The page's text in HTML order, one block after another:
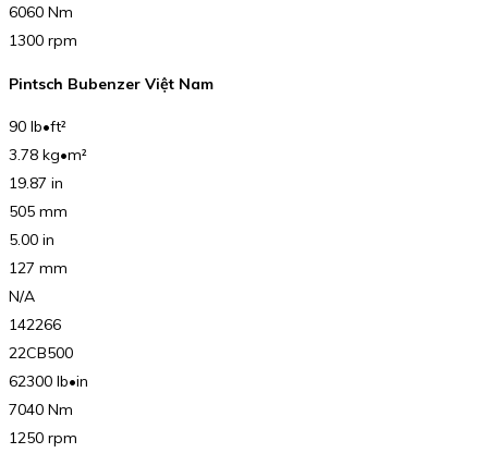
6060 Nm
1300 rpm
Pintsch Bubenzer Việt Nam
90 lb•ft²
3.78 kg•m²
19.87 in
505 mm
5.00 in
127 mm
N/A
142266
22CB500
62300 lb•in
7040 Nm
1250 rpm